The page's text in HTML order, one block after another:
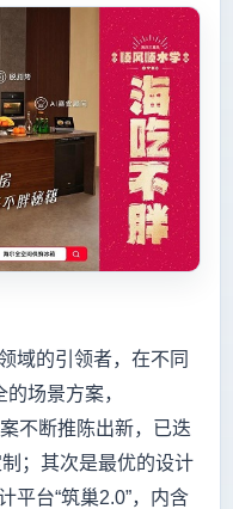
域的引领者，在不同
场景方案，
不断推陈出新，已迭
；其次是最优的设计
平台“筑巢2.0”，内含